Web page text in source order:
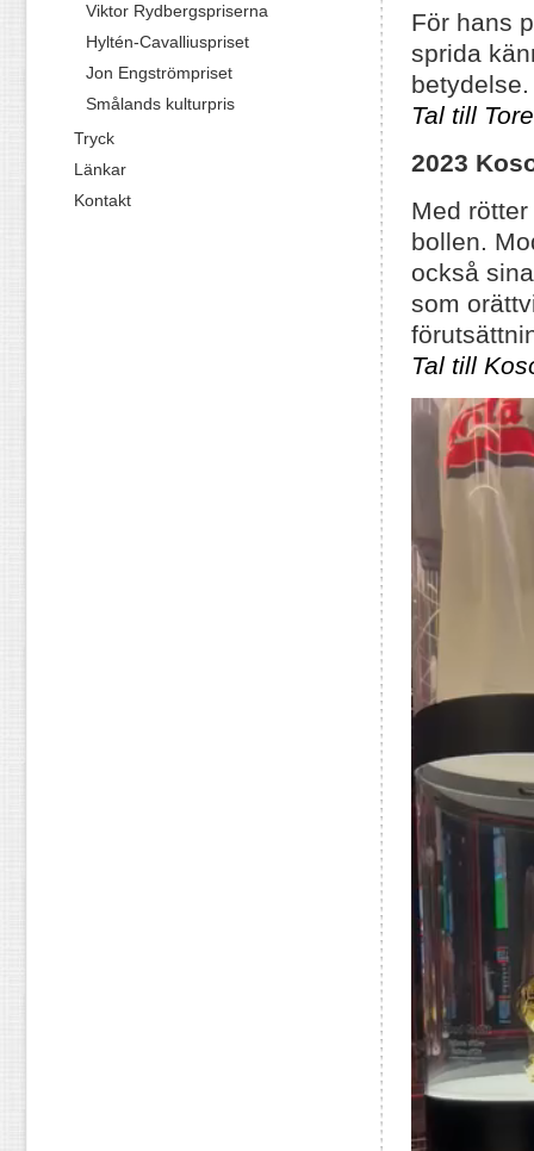
För hans
sprida
betydelse.
Tal till
2023
Med
bollen.
också
som
Tal till
Videospelare
Viktor Rydbergspriserna
Hyltén-Cavalliuspriset
Jon Engströmpriset
Smålands kulturpris
Tryck
Länkar
Kontakt